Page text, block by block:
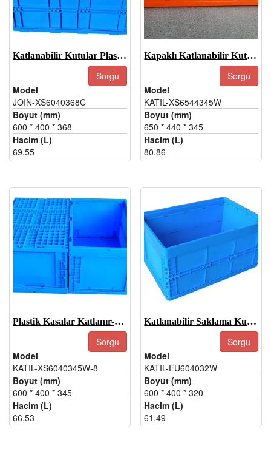
Katlanabilir Kutular Plastik-JOIN-XS6040368C
Sorgu
Model
JOIN-XS6040368C
Boyut (mm)
600 * 400 * 368
Hacim (L)
69.55
Kapaklı Katlanabilir Kutu-JOIN-XS6544345W
Sorgu
Model
KATIL-XS6544345W
Boyut (mm)
650 * 440 * 345
Hacim (L)
80.86
Plastik Kasalar Katlanır-JOIN-XS6040345W-8
Sorgu
Model
KATIL-XS6040345W-8
Boyut (mm)
600 * 400 * 345
Hacim (L)
66.53
Katlanabilir Saklama Kutuları Plastik-JOIN-EU604032W
Sorgu
Model
KATIL-EU604032W
Boyut (mm)
600 * 400 * 320
Hacim (L)
61.49